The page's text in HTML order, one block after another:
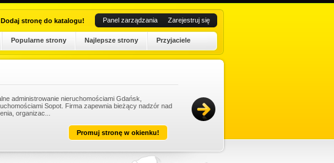
Dodaj stronę do katalogu! Panel zarządzania Zarejestruj się
Popularne strony Najlepsze strony Przyjaciele
administrowanie nieruchomościami Gdańsk,
Sopot. Firma zapewnia bieżący nadzór nad
organizac...
Promuj stronę w okienku!